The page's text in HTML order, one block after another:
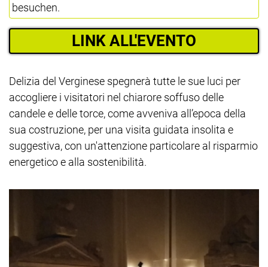
besuchen.
LINK ALL'EVENTO
Delizia del Verginese spegnerà tutte le sue luci per
accogliere i visitatori nel chiarore soffuso delle
candele e delle torce, come avveniva all’epoca della
sua costruzione, per una visita guidata insolita e
suggestiva, con un'attenzione particolare al risparmio
energetico e alla sostenibilità.